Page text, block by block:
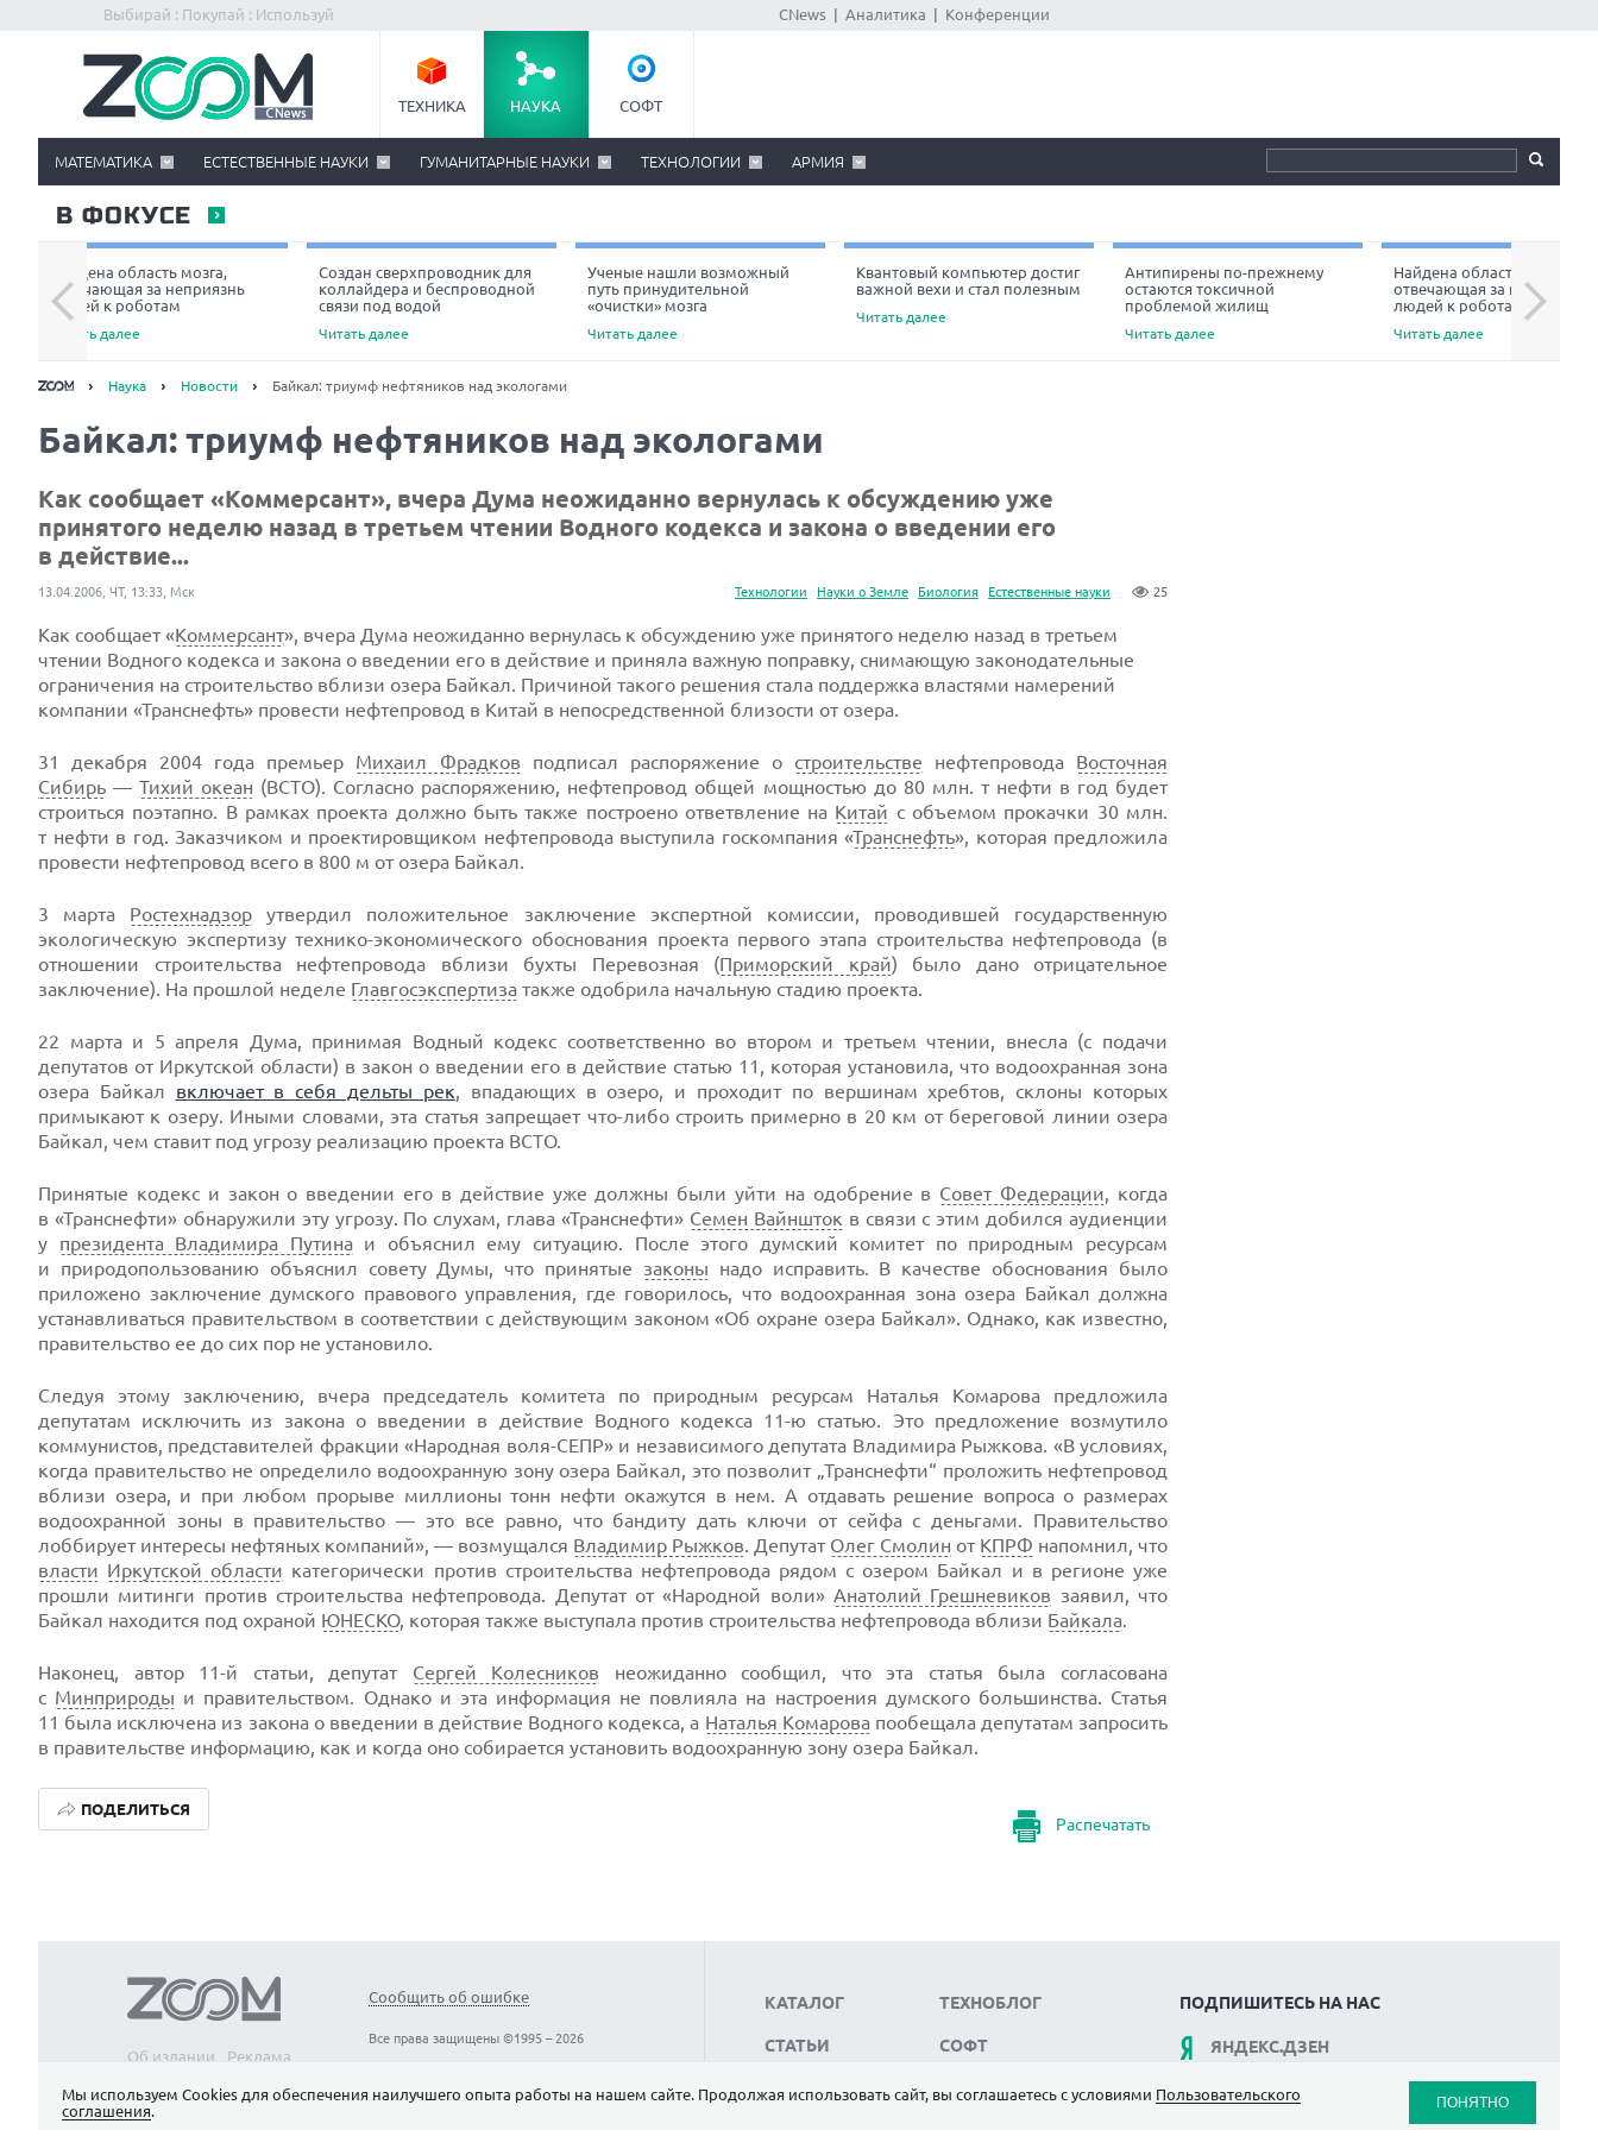
Выбирай : Покупай : Используй CNews Аналитика Конференции
ТЕХНИКА НАУКА СОФТ
МАТЕМАТИКА ЕСТЕСТВЕННЫЕ НАУКИ ГУМАНИТАРНЫЕ НАУКИ ТЕХНОЛОГИИ АРМИЯ
В ФОКУСЕ
Найдена область мозга,
отвечающая за неприязнь
людей к роботам
Читать далее
Создан сверхпроводник для
коллайдера и беспроводной
связи под водой
Читать далее
Ученые нашли возможный
путь принудительной
«очистки» мозга
Читать далее
Квантовый компьютер достиг
важной вехи и стал полезным
Читать далее
Антипирены по-прежнему
остаются токсичной
проблемой жилищ
Читать далее
Найдена область мозга,
отвечающая за неприязнь
людей к роботам
Читать далее
Next
Наука Новости Байкал: триумф нефтяников над экологами
Байкал: триумф нефтяников над экологами
Как сообщает «Коммерсант», вчера Дума неожиданно вернулась к обсуждению уже
принятого неделю назад в третьем чтении Водного кодекса и закона о введении его
в действие...
Технологии Науки о Земле Биология Естественные науки 25
13.04.2006, ЧТ, 13:33, Мск
Как сообщает «Коммерсант», вчера Дума неожиданно вернулась к обсуждению уже принятого неделю назад в третьем
чтении Водного кодекса и закона о введении его в действие и приняла важную поправку, снимающую законодательные
ограничения на строительство вблизи озера Байкал. Причиной такого решения стала поддержка властями намерений
компании «Транснефть» провести нефтепровод в Китай в непосредственной близости от озера.
31 декабря 2004 года премьер Михаил Фрадков подписал распоряжение о строительстве нефтепровода Восточная
Сибирь —Тихий океан (ВСТО). Согласно распоряжению, нефтепровод общей мощностью до 80 млн. т нефти в год будет
строиться поэтапно. В рамках проекта должно быть также построено ответвление на Китай с объемом прокачки 30 млн.
т нефти в год. Заказчиком и проектировщиком нефтепровода выступила госкомпания «Транснефть», которая предложила
провести нефтепровод всего в 800 м от озера Байкал.
3 марта Ростехнадзор утвердил положительное заключение экспертной комиссии, проводившей государственную
экологическую экспертизутехнико-экономического обоснования проекта первого этапа строительства нефтепровода (в
отношении строительства нефтепровода вблизи бухты Перевозная (Приморский край) было дано отрицательное
заключение). На прошлой неделе Главгосэкспертиза также одобрила начальную стадию проекта.
22 марта и 5 апреля Дума, принимая Водный кодекс соответственно во втором и третьем чтении, внесла (с подачи
депутатов от Иркутской области) в закон о введении его в действие статью 11, которая установила, что водоохранная зона
озера Байкал включает в себя дельты рек, впадающих в озеро, и проходит по вершинам хребтов, склоны которых
примыкают к озеру. Иными словами, эта статья запрещает что-либостроить примерно в 20 км от береговой линии озера
Байкал, чем ставит под угрозу реализацию проекта ВСТО.
Принятые кодекс и закон о введении его в действие уже должны были уйти на одобрение в Совет Федерации, когда
в «Транснефти» обнаружили эту угрозу. По слухам, глава «Транснефти» Семен Вайншток в связи с этим добился аудиенции
у президента Владимира Путинаи объяснил ему ситуацию. После этого думский комитет по природным ресурсам
и природопользованию объяснил совету Думы, что принятые законы надо исправить. В качестве обоснования было
приложено заключение думского правового управления, где говорилось, что водоохранная зона озера Байкал должна
устанавливаться правительством в соответствии с действующим законом «Об охране озера Байкал». Однако, как известно,
правительство ее до сих пор не установило.
Следуя этому заключению, вчера председатель комитета по природным ресурсам Наталья Комарова предложила
депутатам исключить из закона о введении в действие Водного кодекса 11-ю статью. Это предложение возмутило
коммунистов, представителей фракции «Народная воля-СЕПР» и независимого депутата Владимира Рыжкова. «В условиях,
когда правительство не определило водоохранную зону озера Байкал, это позволит „Транснефти“ проложить нефтепровод
вблизи озера, и при любом прорыве миллионы тонн нефти окажутся в нем. А отдавать решение вопроса о размерах
водоохранной зоны в правительство — это все равно, что бандиту дать ключи от сейфа с деньгами. Правительство
лоббирует интересы нефтяных компаний», — возмущался Владимир Рыжков. Депутат Олег Смолин от КПРФ напомнил, что
власти Иркутской области категорически против строительства нефтепровода рядом с озером Байкал и в регионе уже
прошли митинги против строительства нефтепровода. Депутат от «Народной воли» Анатолий Грешневиков заявил, что
Байкал находится под охраной ЮНЕСКО, которая также выступала против строительства нефтепровода вблизи Байкала.
Наконец, автор 11-й статьи, депутат Сергей Колесников неожиданно сообщил, что эта статья была согласована
с Минприроды и правительством. Однако и эта информация не повлияла на настроения думского большинства. Статья
11 была исключена из закона о введении в действие Водного кодекса, а Наталья Комаровапообещала депутатам запросить
в правительстве информацию, как и когда оно собирается установить водоохранную зону озера Байкал.
Распечатать
ПОДЕЛИТЬСЯ
Об издании
Реклама
Сообщить об ошибке
Все права защищены ©1995 – 2026
КАТАЛОГ
СТАТЬИ
НОВОСТИ
ТЕХНОБЛОГ
СОФТ
НАУКА
ПОДПИШИТЕСЬ НА НАС
ЯНДЕКС.ДЗЕН
ВКОНТАКТЕ
Мы используем Сookies для обеспечения наилучшего опыта работы на нашем сайте. Продолжая использовать сайт, вы соглашаетесь с условиями Пользовательского
соглашения.
ПОНЯТНО